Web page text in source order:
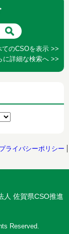
てのCSOを表示 >>
に詳細な検索へ >>
プライバシーポリシー
佐賀県CSO推進
Reserved.